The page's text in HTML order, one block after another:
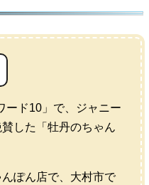
ード10」で、ジャニー
した「牡丹のちゃん
ぽん店で、大村市で